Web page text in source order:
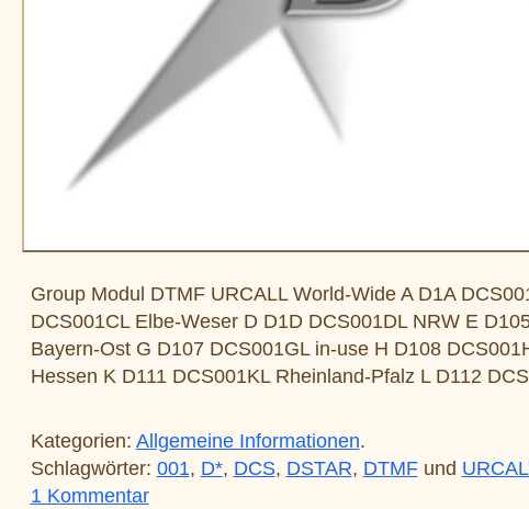
Group Modul DTMF URCALL World-Wide A D1A
DCS001CL Elbe-Weser D D1D DCS001DL NRW E
Bayern-Ost G D107 DCS001GL in-use H D108
Hessen K D111 DCS001KL Rheinland-Pfalz L D112
Kategorien: Allgemeine Informationen.
Schlagwörter: 001, D*, DCS, DSTAR, DTMFund
1 Kommentarzu D-Star DCS001